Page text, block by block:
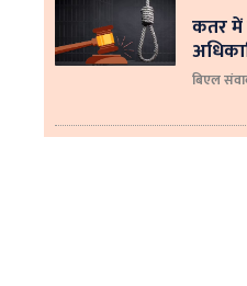
कतर में
बिएल